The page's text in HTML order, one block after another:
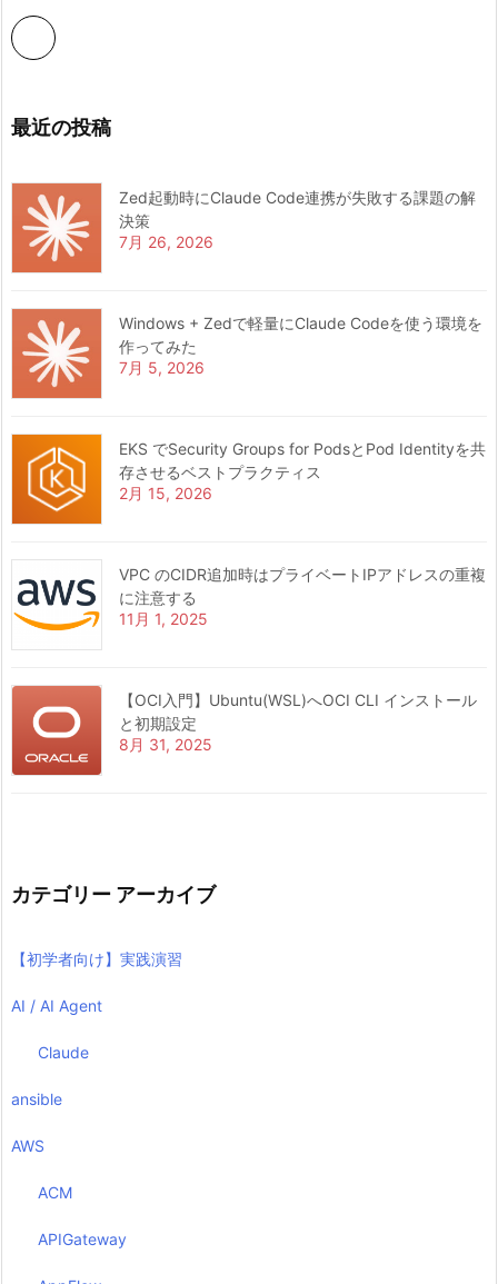
最近の投稿
Zed起動時にClaude Code連携が失敗する課題の解
決策
7月 26, 2026
Windows + Zedで軽量にClaude Codeを使う環境を
作ってみた
7月 5, 2026
EKS でSecurity Groups for PodsとPod Identityを共
存させるベストプラクティス
2月 15, 2026
VPC のCIDR追加時はプライベートIPアドレスの重複
に注意する
11月 1, 2025
【OCI入門】Ubuntu(WSL)へOCI CLI インストール
と初期設定
8月 31, 2025
カテゴリー アーカイブ
【初学者向け】実践演習
AI / AI Agent
Claude
ansible
AWS
ACM
APIGateway